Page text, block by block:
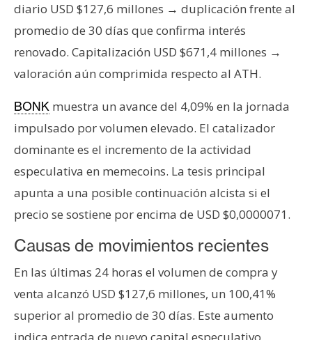
a
s
d
e
r
n
s
a
T
e
m
a
s
diario USD $127,6 millones → duplicación frente al
promedio de 30 días que confirma interés
renovado. Capitalización USD $671,4 millones →
valoración aún comprimida respecto al ATH.
BONK muestra un avance del 4,09% en la jornada
impulsado por volumen elevado. El catalizador
dominante es el incremento de la actividad
especulativa en memecoins. La tesis principal
apunta a una posible continuación alcista si el
precio se sostiene por encima de USD $0,0000071.
Causas de movimientos recientes
En las últimas 24 horas el volumen de compra y
venta alcanzó USD $127,6 millones, un 100,41%
superior al promedio de 30 días. Este aumento